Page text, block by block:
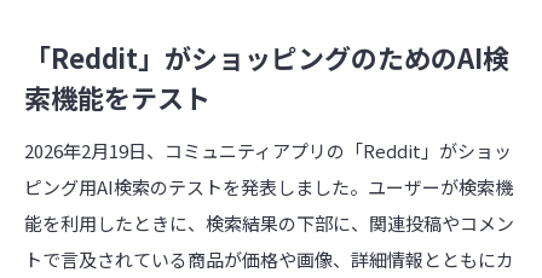
「Reddit」がショッピングのためのAI検
索機能をテスト
2026年2月19日、コミュニティアプリの「Reddit」がショッ
ピング用AI検索のテストを発表しました。ユーザーが検索機
能を利用したときに、検索結果の下部に、関連投稿やコメン
トで言及されている商品が価格や画像、詳細情報とともにカ